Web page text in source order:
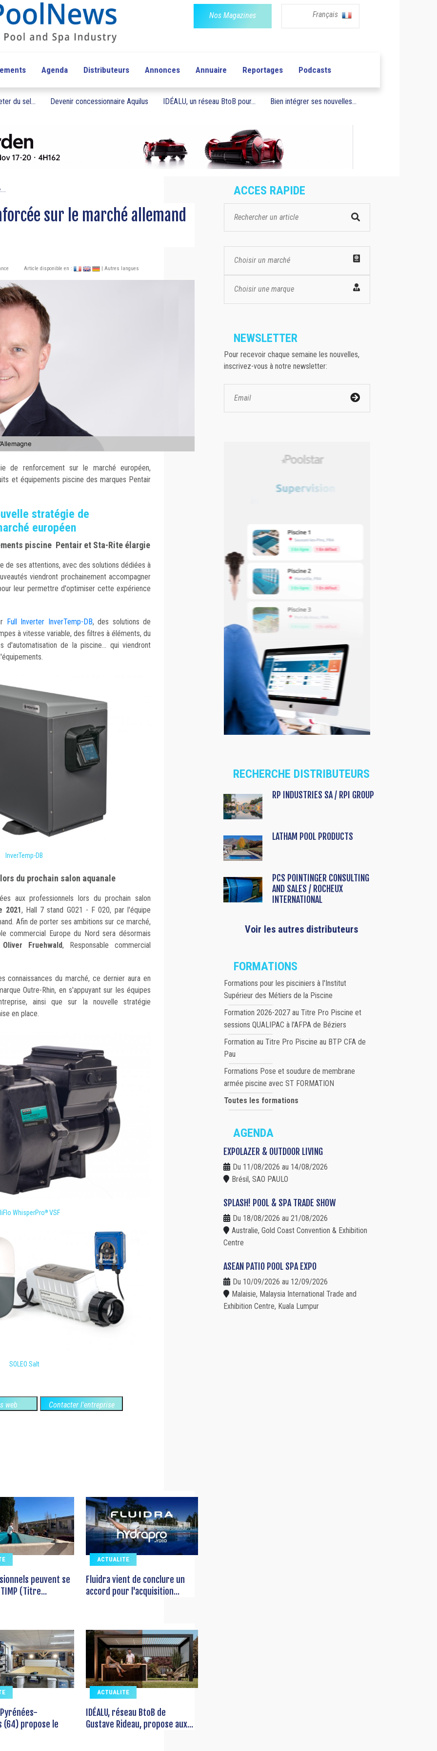
Nos Magazines Français
Agenda Distributeurs Annonces Annuaire Reportages Podcasts
du sel... Devenir concessionnaire Aquilus IDÉALU, un réseau BtoB pour... Bien intégrer ses nouvelles...
sur le marché allemand
Article disponible en : | Autres langues
de renforcement sur le marché européen,
et équipements piscine des marques Pentair
stratégie de
européen
piscine Pentair et Sta-Rite élargie
de ses attentions, avec des solutions dédiées à
viendront prochainement accompagner
leur permettre d'optimiser cette expérience
Full Inverter InverTemp-DB, des solutions de
à vitesse variable, des filtres à éléments, du
de la piscine... qui viendront
InverTemp-DB
du prochain salon aquanale
aux professionnels lors du prochain salon
2021, Hall 7 stand G021 - F 020, par l'équipe
Afin de porter ses ambitions sur ce marché,
commercial Europe du Nord sera désormais
Oliver Fruehwald, Responsable commercial
connaissances du marché, ce dernier aura en
Outre-Rhin, en s'appuyant sur les équipes
ainsi que sur la nouvelle stratégie
en place.
WhisperPro® VSF
SOLEO Salt
web Contacter l'entreprise
peuvent se
(Titre...
ACTUALITE
Fluidra vient de conclure un
accord pour l'acquisition...
Pyrénées-
(64) propose le
ACTUALITE
IDÉALU, réseau BtoB de
Gustave Rideau, propose aux...
ACCES RAPIDE
Choisir un marché
Choisir une marque
NEWSLETTER
Pour recevoir chaque semaine les nouvelles,
inscrivez-vous à notre newsletter:
RECHERCHE DISTRIBUTEURS
RP INDUSTRIES SA / RPI GROUP
LATHAM POOL PRODUCTS
PCS POINTINGER CONSULTING
AND SALES / ROCHEUX
INTERNATIONAL
Voir les autres distributeurs
FORMATIONS
Formations pour les pisciniers à l'Institut
Supérieur des Métiers de la Piscine
Formation 2026-2027 au Titre Pro Piscine et
sessions QUALIPAC à l'AFPA de Béziers
Formation au Titre Pro Piscine au BTP CFA de
Pau
Formations Pose et soudure de membrane
armée piscine avec ST FORMATION
Toutes les formations
AGENDA
EXPOLAZER & OUTDOOR LIVING
Du 11/08/2026 au 14/08/2026
Brésil, SAO PAULO
SPLASH! POOL & SPA TRADE SHOW
Du 18/08/2026 au 21/08/2026
Australie, Gold Coast Convention & Exhibition
Centre
ASEAN PATIO POOL SPA EXPO
Du 10/09/2026 au 12/09/2026
Malaisie, Malaysia International Trade and
Exhibition Centre, Kuala Lumpur